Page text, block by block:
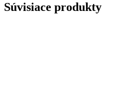
Súvisiace produkty